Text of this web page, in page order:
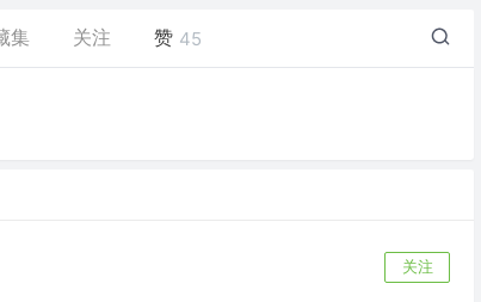
集 关注 赞 45
关注